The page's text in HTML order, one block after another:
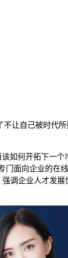
让自己被时代
如何开拓下一个
门面向企业的在
调企业人才发